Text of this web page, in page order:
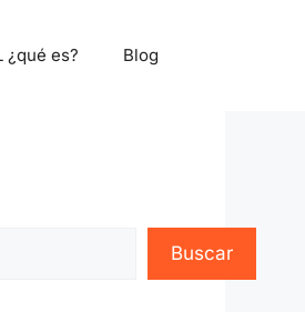
¿qué es? Blog
Buscar